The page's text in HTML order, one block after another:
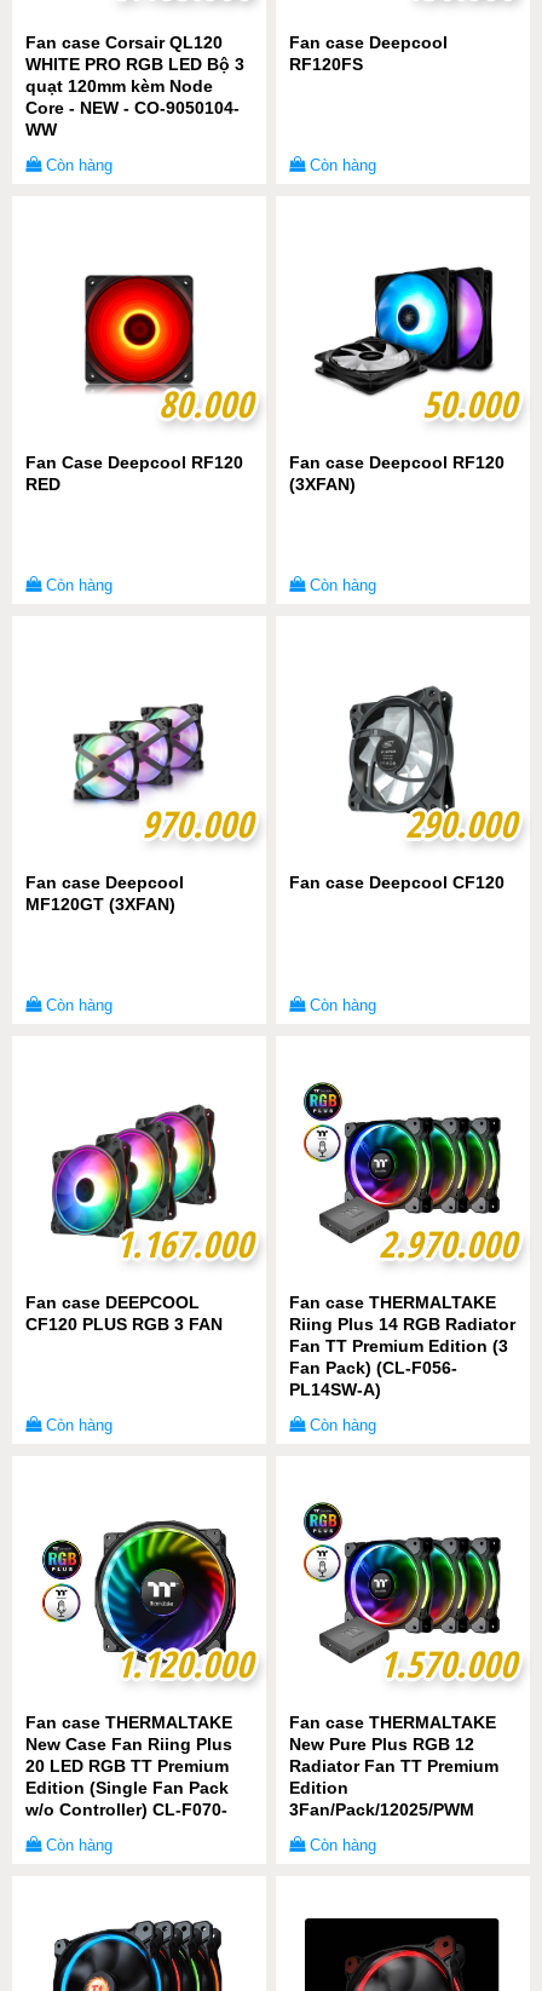
Fan case Corsair QL120
WHITE PRO RGB LED Bộ 3
quạt 120mm kèm Node
Core - NEW - CO-9050104-
WW
Còn hàng
Fan case Deepcool
RF120FS
Còn hàng
80.000
80.000
Fan Case Deepcool RF120
RED
Còn hàng
50.000
50.000
Fan case Deepcool RF120
(3XFAN)
Còn hàng
970.000
970.000
Fan case Deepcool
MF120GT (3XFAN)
Còn hàng
290.000
290.000
Fan case Deepcool CF120
Còn hàng
1.167.000
1.167.000
Fan case DEEPCOOL
CF120 PLUS RGB 3 FAN
Còn hàng
2.970.000
2.970.000
Fan case THERMALTAKE
Riing Plus 14 RGB Radiator
Fan TT Premium Edition (3
Fan Pack) (CL-F056-
PL14SW-A)
Còn hàng
1.120.000
1.120.000
Fan case THERMALTAKE
New Case Fan Riing Plus
20 LED RGB TT Premium
Edition (Single Fan Pack
w/o Controller) CL-F070-
Còn hàng
1.570.000
1.570.000
Fan case THERMALTAKE
New Pure Plus RGB 12
Radiator Fan TT Premium
Edition
3Fan/Pack/12025/PWM
Control/Controler
Còn hàng